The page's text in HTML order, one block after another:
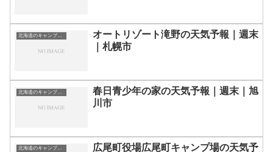
北海道のキャンプ場一覧
オートリゾート滝野の天気予報｜週末
｜札幌市
北海道のキャンプ場一覧
春日青少年の家の天気予報｜週末｜旭
川市
北海道のキャンプ場一覧
広尾町役場広尾町キャンプ場の天気予